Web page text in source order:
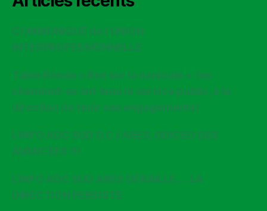
COMMUNIQUÉ de l’UNION
INTERPROFESSIONNELLE
Table Ronde « Rex sur la canicule »: les
cheminot-es ont tenu le service public, à la
direction de tenir ses engagements!
L’INFO ADC SUD D.C.I ARES, ODICEO DES
AVANCÉES !!!
L’INFO ADC SUD ARES DÉRAILLE…..LA
DIRECTION PERSISTE